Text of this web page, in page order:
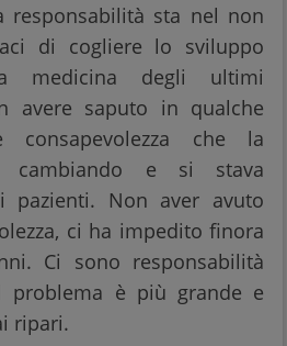
responsabilità sta nel non
di cogliere lo sviluppo
medicina degli ultimi
avere saputo in qualche
consapevolezza che la
cambiando e si stava
pazienti. Non aver avuto
ci ha impedito finora
Ci sono responsabilità
problema è più grande e
ripari.